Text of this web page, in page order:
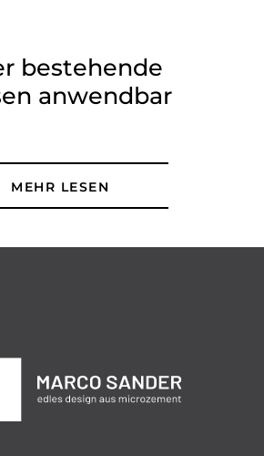
bestehende
anwendbar
MEHR LESEN